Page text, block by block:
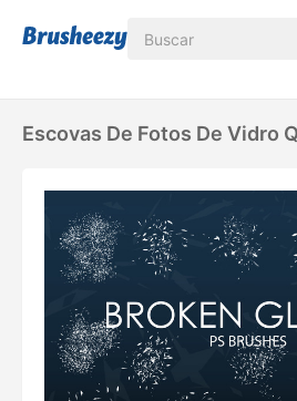
Escovas De Fotos De Vidro